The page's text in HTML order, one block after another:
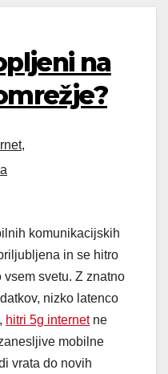
na
,
komunikacijskih
in se hitro
svetu. Z znatno
nizko latenco
hitri 5g internetne
mobilne
vrata do novih